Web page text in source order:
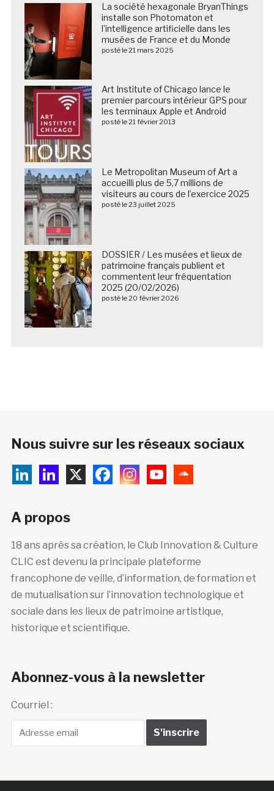
La société hexagonale BryanThings
installe son Photomaton et
l’intelligence artificielle dans les
musées de France et du Monde
posté le 21 mars 2025
Art Institute of Chicago lance le
premier parcours intérieur GPS pour
les terminaux Apple et Android
posté le 21 février 2013
Le Metropolitan Museum of Art a
accueilli plus de 5,7 millions de
visiteurs au cours de l’exercice 2025
posté le 23 juillet 2025
DOSSIER / Les musées et lieux de
patrimoine français publient et
commentent leur fréquentation
2025 (20/02/2026)
posté le 20 février 2026
Nous suivre sur les réseaux sociaux
A propos
18 ans après sa création, le Club Innovation & Culture
CLIC est devenu la principale plateforme
francophone de veille, d’information, de formation et
de mutualisation sur l’innovation technologique et
sociale dans les lieux de patrimoine artistique,
historique et scientifique.
Abonnez-vous à la newsletter
Courriel :